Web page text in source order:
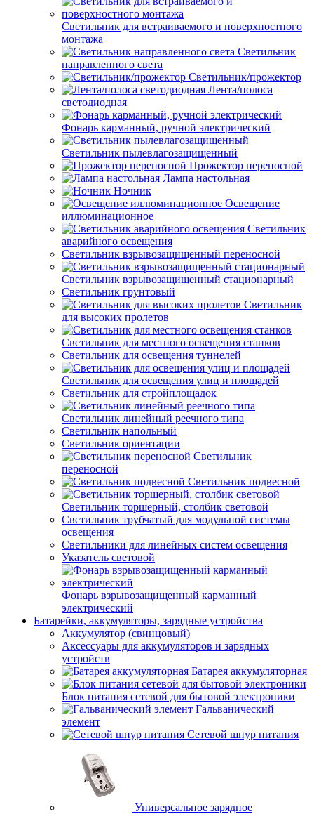
Светильник для встраиваемого и поверхностного
монтажа
Светильник
направленного света
Светильник/прожектор
Лента/полоса
светодиодная
Фонарь карманный, ручной электрический
Светильник пылевлагозащищенный
Прожектор переносной
Лампа настольная
Ночник
Освещение
иллюминационное
Светильник
аварийного освещения
Светильник взрывозащищенный переносной
Светильник взрывозащищенный стационарный
Светильник грунтовый
Светильник
для высоких пролетов
Светильник для местного освещения станков
Светильник для освещения туннелей
Светильник для освещения улиц и площадей
Светильник для стройплощадок
Светильник линейный реечного типа
Светильник напольный
Светильник ориентации
Светильник
переносной
Светильник подвесной
Светильник торшерный, столбик световой
Светильник трубчатый для модульной системы
освещения
Светильники для линейных систем освещения
Указатель световой
Фонарь взрывозащищенный карманный
электрический
Батарейки, аккумуляторы, зарядные устройства
Аккумулятор (свинцовый)
Аксессуары для аккумуляторов и зарядных
устройств
Батарея аккумуляторная
Блок питания сетевой для бытовой электроники
Гальванический
элемент
Сетевой шнур питания
Универсальное зарядное